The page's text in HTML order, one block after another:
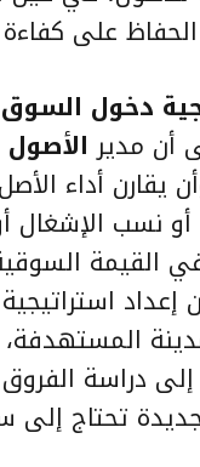
على
دخول السوق
أن مدير الأصول
يقارن أداء
أو نسب
القيمة
إعداد
إلى دراسة
تحتاج إلى